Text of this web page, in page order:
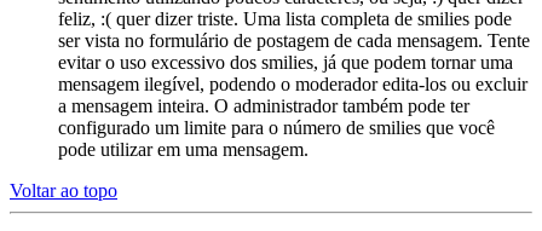
feliz, :( quer dizer triste. Uma lista completa de smilies pode
ser vista no formulário de postagem de cada mensagem. Tente
evitar o uso excessivo dos smilies, já que podem tornar uma
mensagem ilegível, podendo o moderador edita-los ou excluir
a mensagem inteira. O administrador também pode ter
configurado um limite para o número de smilies que você
pode utilizar em uma mensagem.
Voltar ao topo